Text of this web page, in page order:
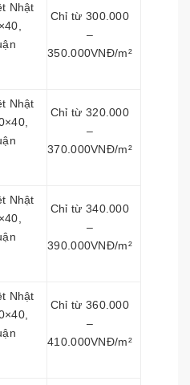
Nhật
Chỉ từ 300.000
–
350.000VNĐ/m²
Nhật
Chỉ từ 320.000
–
370.000VNĐ/m²
Nhật
Chỉ từ 340.000
–
390.000VNĐ/m²
Nhật
Chỉ từ 360.000
–
410.000VNĐ/m²